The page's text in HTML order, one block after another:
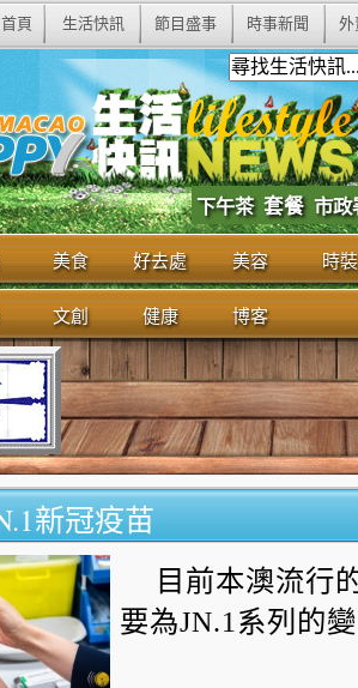
頁 生活快訊 節目盛事 時事新聞 外
下午茶 套餐 市政
美食 好去處 美容 時裝
文創 健康 博客
新冠疫苗
目前本澳流行
要為JN.1系列的